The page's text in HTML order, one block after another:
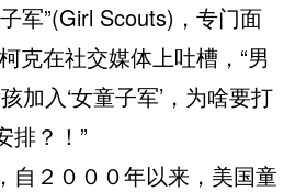
军”(Girl Scouts)，专门面
克在社交媒体上吐槽，“男
加入‘女童子军’，为啥要打
排？！”
２０００年以来，美国童